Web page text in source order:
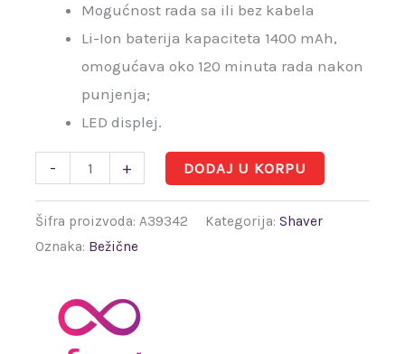
Mogućnost rada sa ili bez kabela
Li-Ion baterija kapaciteta 1400 mAh,
omogućava oko 120 minuta rada nakon
punjenja;
LED displej.
- + DODAJ U KORPU
Šifra proizvoda:A39342 Kategorija:Shaver
Oznaka: Bežične